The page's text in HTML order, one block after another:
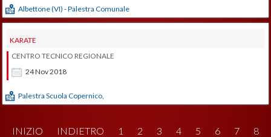
Albettone (VI) - Palestra Comunale
KARATE
24Nov2018
CENTRO TECNICO REGIONALE
Palestra Scuola Copernico,
INIZIO INDIETRO 1 2 3 4 5 6 7
8